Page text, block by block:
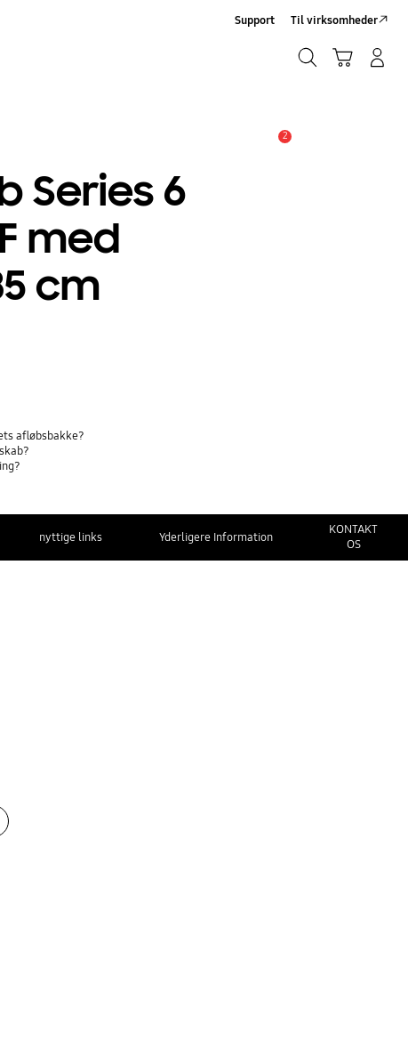
Support Til virksomheder
2
Series 6
med
cm
afløbsbakke?
nyttige links Yderligere Information
KONTAKT
OS